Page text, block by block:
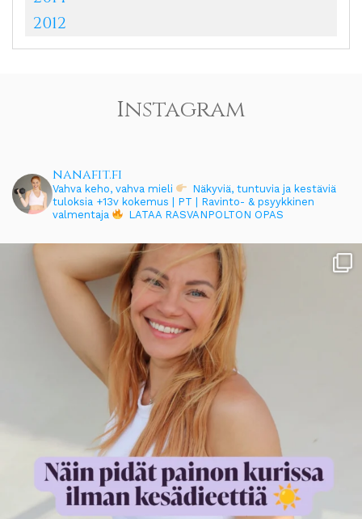
2012
Instagram
nanafit.fi
Vahva keho, vahva mieli
Näkyviä, tuntuvia ja kestäviä
tuloksia +13v kokemus | PT | Ravinto- & psyykkinen
valmentaja
LATAA RASVANPOLTON OPAS